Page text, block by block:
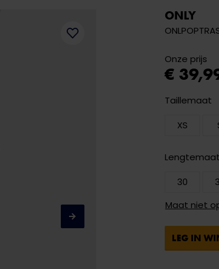
ONLY
Onze prijs
€
Taillemaat
XS
Lengtemaat
30
Maat niet
LEG IN